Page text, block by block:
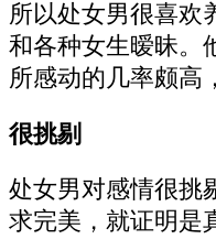
所以处女男很喜欢
和各种女生暧昧。
所感动的几率颇高
很挑剔
处女男对感情很挑
求完美，就证明是